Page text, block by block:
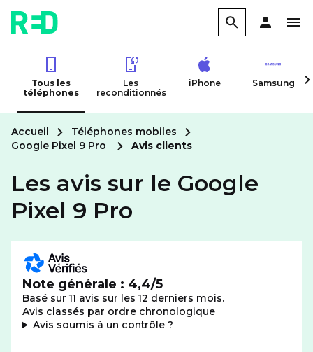
Tous les
téléphones
Les
reconditionnés
iPhone Samsung
Accueil
Téléphones mobiles
Google Pixel 9 Pro
Avis clients
Les avis sur le Google
Pixel 9 Pro
Note générale : 4,4/5
Basé sur 11 avis sur les 12 derniers mois.
Avis classés par ordre chronologique
Avis soumis à un contrôle ?: plus d'informations